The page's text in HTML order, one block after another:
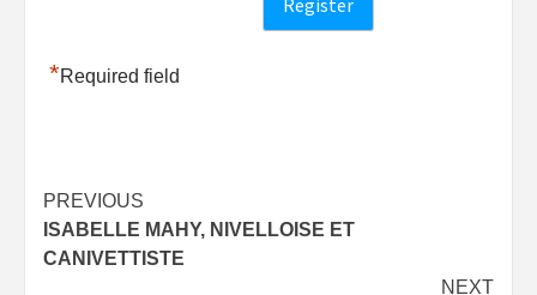
*Required field
Post
navigation
PREVIOUS
ISABELLE MAHY, NIVELLOISE ET
CANIVETTISTE
NEXT